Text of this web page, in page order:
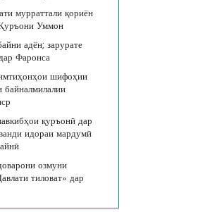
мурраттали қориён
Уммон
адён; зарурате
Фаронса
шифоҳии
байналмилалии
қуръонӣ дар
идораи мардумӣ
озмуни
тиловат» дар